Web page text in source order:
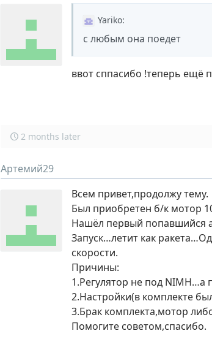
Yariko:
с любым она поедет
ввот сппасибо !теперь ещё
2 months later
Артемий29
Всем привет,продолжу тему.
Был приобретен б/к мотор
Нашёл первый попавшийся
Запуск…летит как
скорости.
Причины:
1.Регулятор не под NIMH…а
2.Настройки(в комплекте
3.Брак комплекта,мотор
Помогите советом,спасибо.